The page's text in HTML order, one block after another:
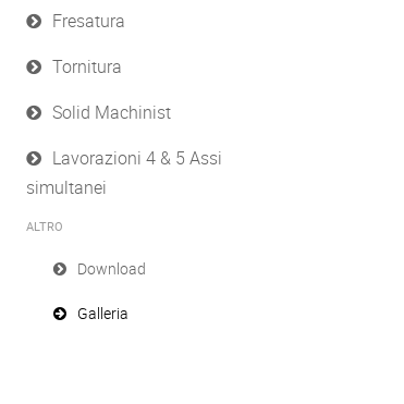
Fresatura
Tornitura
Solid Machinist
Lavorazioni 4 & 5 Assi
simultanei
ALTRO
Download
Galleria